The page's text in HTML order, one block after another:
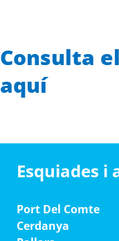
Consulta
aquí
Esquiades i
Port Del Comte
Cerdanya